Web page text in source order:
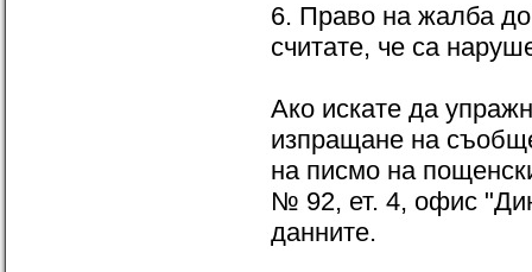
6. Право на жалба
считате, че са
Ако искате да
изпращане на
на писмо на
№ 92, ет. 4, офис
данните.